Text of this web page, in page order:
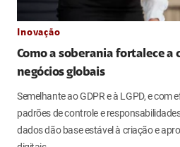
Inovação
Como a soberania fortalece a
negócios globais
Semelhante ao GDPR e à LGPD, e com
padrões de controle e
dados dão base estável à criação e